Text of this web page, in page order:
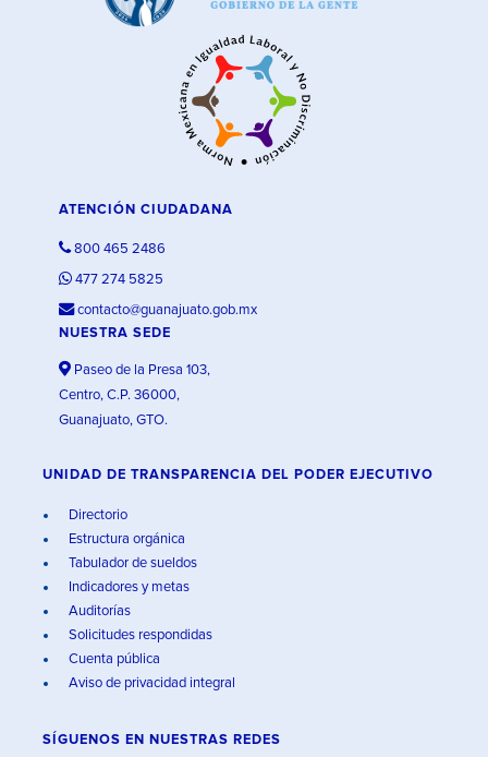
ATENCIÓN CIUDADANA
800 465 2486
477 274 5825
contacto@guanajuato.gob.mx
NUESTRA SEDE
Paseo de la Presa 103,
Centro, C.P. 36000,
Guanajuato, GTO.
UNIDAD DE TRANSPARENCIA DEL PODER EJECUTIVO
Directorio
Estructura orgánica
Tabulador de sueldos
Indicadores y metas
Auditorías
Solicitudes respondidas
Cuenta pública
Aviso de privacidad integral
SÍGUENOS EN NUESTRAS REDES